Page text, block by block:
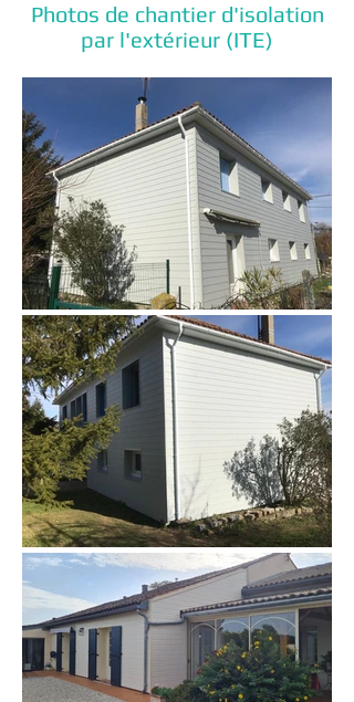
Photos de chantier d'isolation
par l'extérieur (ITE)